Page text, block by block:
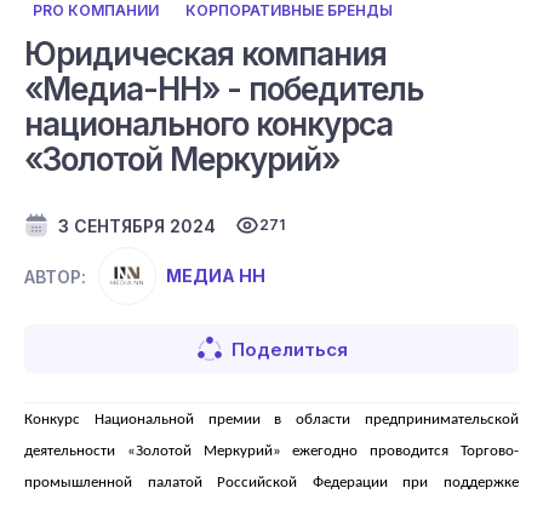
PRO КОМПАНИИ КОРПОРАТИВНЫЕ БРЕНДЫ
Юридическая компания
«Медиа-НН» - победитель
национального конкурса
«Золотой Меркурий»
3 СЕНТЯБРЯ 2024 271
АВТОР: МЕДИА НН
Поделиться
Конкурс Национальной премии в области предпринимательской
деятельности «Золотой Меркурий» ежегодно проводится Торгово-
промышленной палатой Российской Федерации при поддержке